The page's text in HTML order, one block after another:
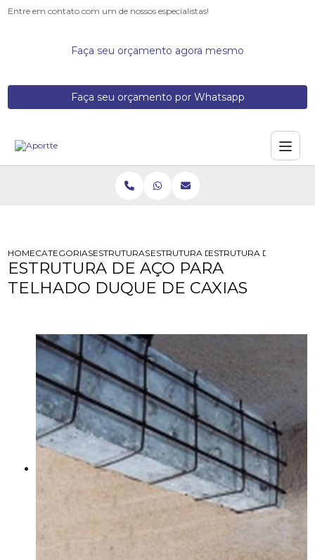
Entre em contato com um de nossos especialistas!
Faça seu orçamento agora mesmo
Faça seu orçamento por Whatsapp
HOMECATEGORIASESTRUTURAS DE ACOESTRUTURA DE ACOESTRUTURA DE ACO
ESTRUTURA DE AÇO PARA
TELHADO DUQUE DE CAXIAS